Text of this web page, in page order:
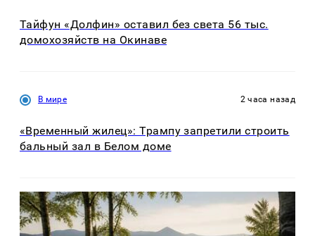
Тайфун «Долфин» оставил без света 56 тыс.
домохозяйств на Окинаве
В мире 2 часа назад
«Временный жилец»: Трампу запретили строить
бальный зал в Белом доме